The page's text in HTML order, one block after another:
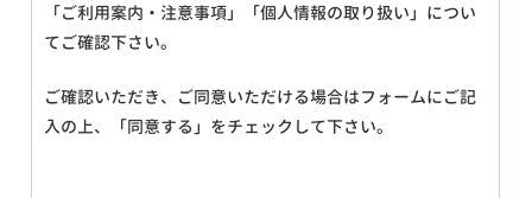
「ご利用案内・注意事項」「個人情報の取り扱い」につい
てご確認下さい。
ご確認いただき、ご同意いただける場合はフォームにご記
入の上、「同意する」をチェックして下さい。